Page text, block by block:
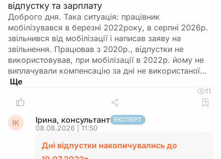
відпустку та зарплату
Доброго дня. Така ситуація: працівник
мобілізувався в березні 2022року, в серпні 2026р.
звільнився від мобілізації і написав заяву на
звільнення. Працював з 2020р., відпустки не
використовував, при мобілізації в 2022р. йому не
виплачували компенсацію за дні не використаної…
11
ІК Ірина, консультант ЕКСПЕРТ
08.08.2026 | 11:50
Дні відпустки накопичувались до